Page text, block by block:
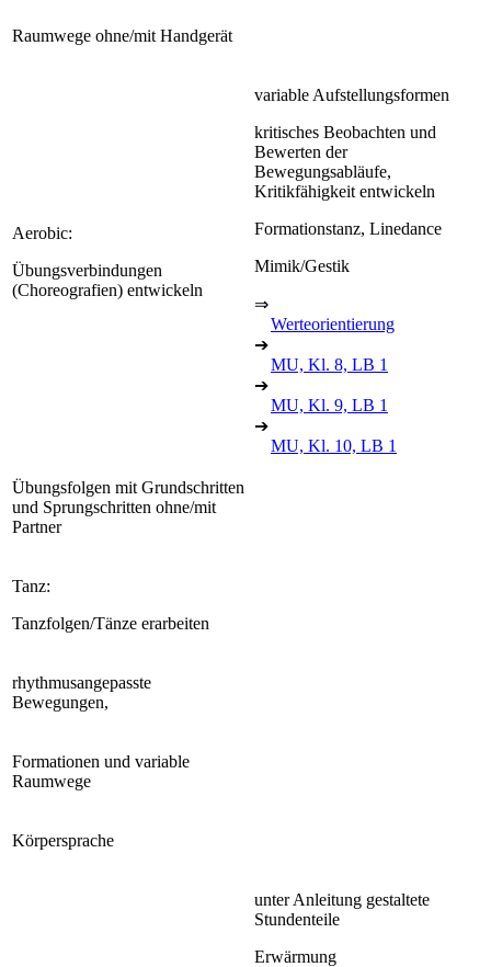
Raumwege ohne/mit Handgerät
Aerobic:
Übungsverbindungen
(Choreografien) entwickeln
variable Aufstellungsformen
kritisches Beobachten und
Bewerten der
Bewegungsabläufe,
Kritikfähigkeit entwickeln
Formationstanz, Linedance
Mimik/Gestik
⇒
Werteorientierung
➔
MU, Kl. 8, LB 1
➔
MU, Kl. 9, LB 1
➔
MU, Kl. 10, LB 1
Übungsfolgen mit Grundschritten
und Sprungschritten ohne/mit
Partner
Tanz:
Tanzfolgen/Tänze erarbeiten
rhythmusangepasste
Bewegungen,
Formationen und variable
Raumwege
Körpersprache
unter Anleitung gestaltete
Stundenteile
Erwärmung